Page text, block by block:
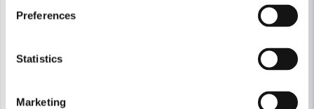
Preferences
Statistics
Marketing
Weber 66543 Sprint & Hårnål Q-lock
60 kr
48 kr
Weber 69823 Ring Till